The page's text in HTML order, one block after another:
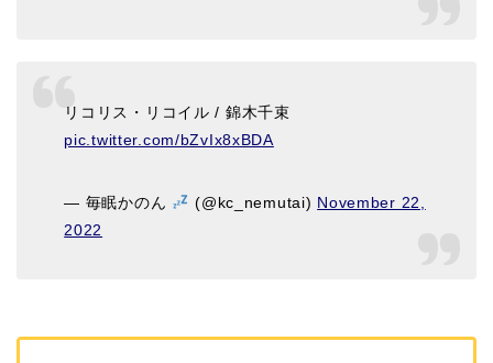
リコリス・リコイル / 錦木千束
pic.twitter.com/bZvIx8xBDA
— 毎眠かのん (@kc_nemutai) November 22,
2022